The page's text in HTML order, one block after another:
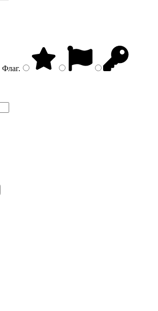
Флаг.